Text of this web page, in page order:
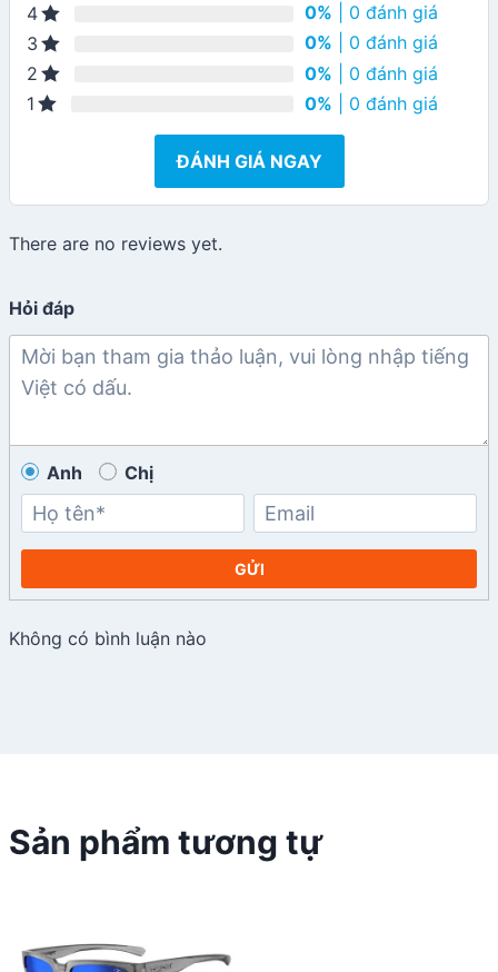
4
0% | 0 đánh giá
3
0% | 0 đánh giá
2
0% | 0 đánh giá
1
0% | 0 đánh giá
ĐÁNH GIÁ NGAY
There are no reviews yet.
Hỏi đáp
Anh Chị
GỬI
Không có bình luận nào
Sản phẩm tương tự